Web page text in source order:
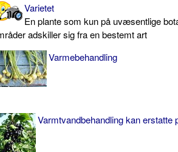
Varietet
En plante som kun på uvæsentlige
adskiller sig fra en bestemt art
Varmebehandling
Varmtvandbehandling kan erstatte